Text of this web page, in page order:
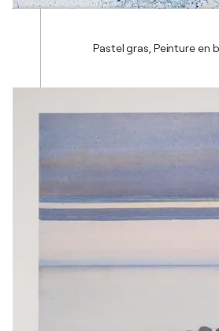
Pastel gras, Peinture en